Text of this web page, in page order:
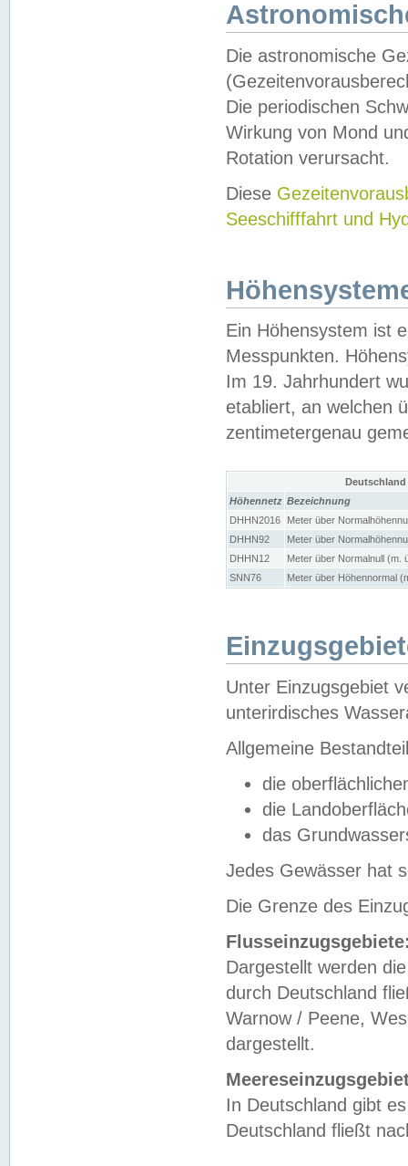
Die astronomische
Die periodischen
Wirkung von Mond
Rotation verursacht.
Diese
Seeschifffahrt und
Ein Höhensystem ist
Messpunkten.
Im 19. Jahrhundert
etabliert, an welchen
zentimetergenau
Höhennetz Bezeichnung
DHHN2016
Meter über
DHHN92
Meter über
DHHN12
Meter über Normalnull (m.
SNN76
Meter über Höhennormal
Unter Einzugsgebiet
unterirdisches
Allgemeine
die
die
das
Jedes Gewässer hat
Die Grenze des
Dargestellt werden
durch Deutschland
Warnow / Peene,
dargestellt.
In Deutschland gibt
Deutschland fließt